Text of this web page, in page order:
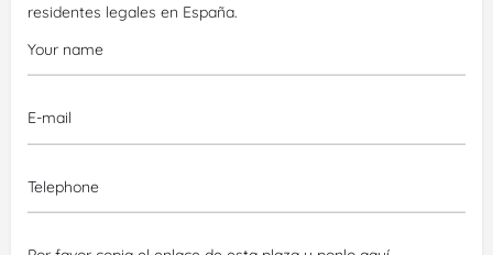
residentes legales en España.